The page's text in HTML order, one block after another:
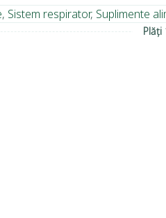
, Sistem respirator, Suplimente
Plăți